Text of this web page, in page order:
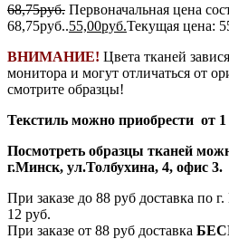
68,75руб. Первоначальная цена
68,75руб..55,00руб.Текущая цена:
ВНИМАНИЕ! Цвета тканей
монитора и могут отличаться от
смотрите образцы!
Текстиль можно приобрести от
Посмотреть образцы тканей
г.Минск, ул.Толбухина, 4, офис 3.
При заказе до 88 руб доставка
12 руб.
При заказе от 88 руб доставка